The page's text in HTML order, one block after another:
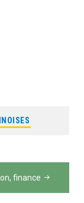
finance